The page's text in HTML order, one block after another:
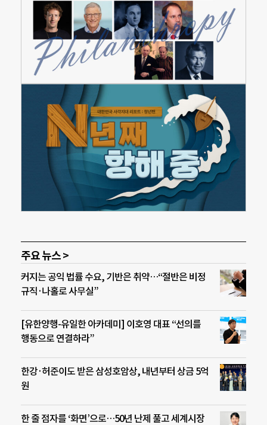
주요 뉴스 >
커지는 공익 법률 수요, 기반은 취약…“절반은 비정
규직·나홀로 사무실”
[유한양행-유일한 아카데미] 이호영 대표 “선의를
행동으로 연결하라”
한강·허준이도 받은 삼성호암상, 내년부터 상금 5억
원
한 줄 점자를 ‘화면’으로…50년 난제 풀고 세계시장